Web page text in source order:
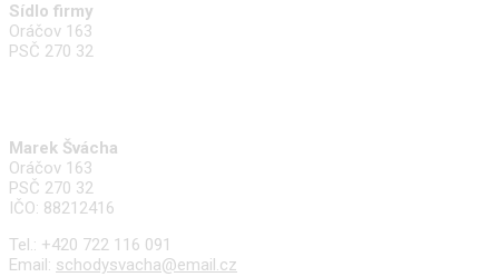
Sídlo firmy
Oráčov 163
PSČ 270 32
Marek Švácha
Oráčov 163
PSČ 270 32
IČO: 88212416
Tel.: +420 722 116 091
Email: schodysvacha@email.cz